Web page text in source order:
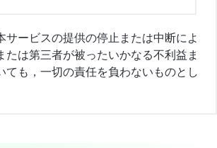
サービスの提供の停止または中断によ
たは第三者が被ったいかなる不利益ま
ても，一切の責任を負わないものとし